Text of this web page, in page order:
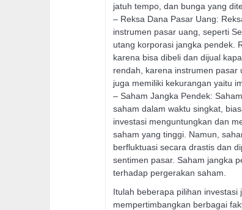
jatuh tempo, dan bunga yang
– Reksa Dana Pasar Uang:
instrumen pasar uang, seperti
utang korporasi jangka pendek.
karena bisa dibeli dan dijual
rendah, karena instrumen
juga memiliki kekurangan yaitu
– Saham Jangka Pendek:
saham dalam waktu singkat,
investasi menguntungkan dan
saham yang tinggi. Namun,
berfluktuasi secara drastis dan
sentimen pasar. Saham jangka
terhadap pergerakan saham.
Itulah beberapa pilihan investasi
mempertimbangkan berbagai